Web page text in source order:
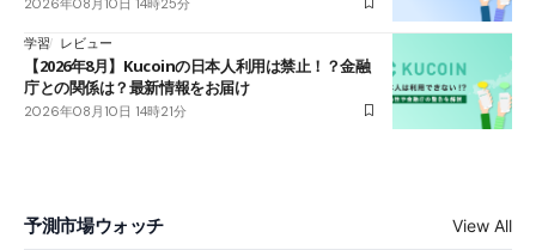
2026年08月10日 14時25分
学習 レビュー
【2026年8月】Kucoinの日本人利用は禁止！？金融
庁との関係は？最新情報をお届け
2026年08月10日 14時21分
予測市場ウォッチ View All